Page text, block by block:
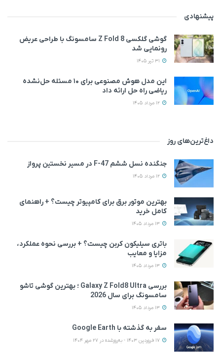
پیشنهادی
گوشی گلکسی Z Fold 8 سامسونگ با طراحی عریض‌
رونمایی شد
این مدل هوش مصنوعی برای ۱۰ مسئله حل‌نشده
ریاضی راه حل ارائه داد
داغ‌ترین‌های روز
جنگنده نسل ششم F-47 در مسیر نخستین پرواز
بهترین موتور برق برای کامپیوتر چیست؟ + راهنمای
کامل خرید
باتری سیلیکون کربن چیست؟ + بررسی نحوه عملکرد،
مزایا و معایب
بررسی Galaxy Z Fold8 Ultra ؛ بهترین گوشی تاشو
سامسونگ برای سال 2026
سفر به گذشته با Google Earth